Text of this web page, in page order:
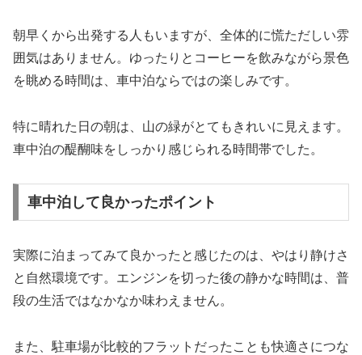
朝早くから出発する人もいますが、全体的に慌ただしい雰
囲気はありません。ゆったりとコーヒーを飲みながら景色
を眺める時間は、車中泊ならではの楽しみです。
特に晴れた日の朝は、山の緑がとてもきれいに見えます。
車中泊の醍醐味をしっかり感じられる時間帯でした。
車中泊して良かったポイント
実際に泊まってみて良かったと感じたのは、やはり静けさ
と自然環境です。エンジンを切った後の静かな時間は、普
段の生活ではなかなか味わえません。
また、駐車場が比較的フラットだったことも快適さにつな